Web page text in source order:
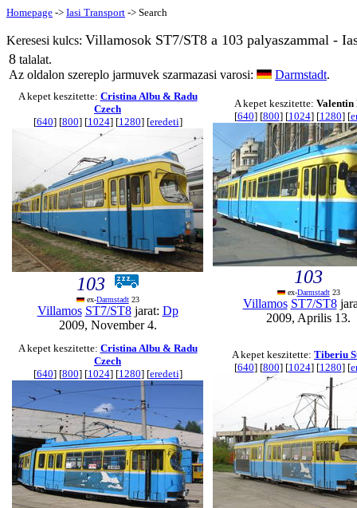
Homepage -> Iasi Transport -> Search
Keresesi kulcs: Villamosok ST7/ST8 a 103 palyaszammal -
8 talalat.
Az oldalon szereplo jarmuvek szarmazasi varosi:
Darmstadt.
A kepet keszitette: Cristina Albu & Radu
Czech
[640] [800] [1024] [1280] [eredeti]
103
ex-Darmstadt23
Villamos ST7/ST8jarat: Dp
2009, November 4.
A kepet keszitette: Valentin
[640] [800] [1024] [1280] [
103
ex-Darmstadt23
Villamos ST7/ST8
2009, Aprilis 13.
A kepet keszitette: Cristina Albu & Radu
Czech
[640] [800] [1024] [1280] [eredeti]
A kepet keszitette: Tiberiu
[640] [800] [1024] [1280] [